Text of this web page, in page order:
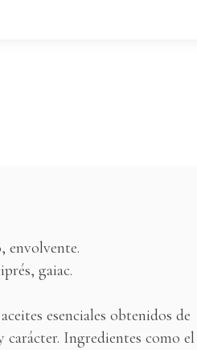
envolvente.
gaiac.
esenciales obtenidos de
Ingredientes como el